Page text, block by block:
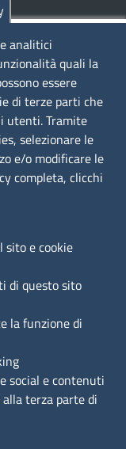
analitici
quali la
essere
di terze parti che
utenti. Tramite
selezionare le
e/o modificare le
completa, clicchi
sito e cookie
di questo sito
la funzione di
social e contenuti
terza parte di